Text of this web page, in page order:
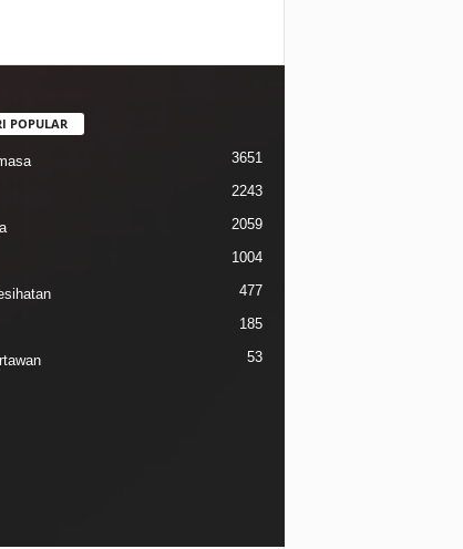
POPULAR
3651
2243
2059
1004
477
185
53